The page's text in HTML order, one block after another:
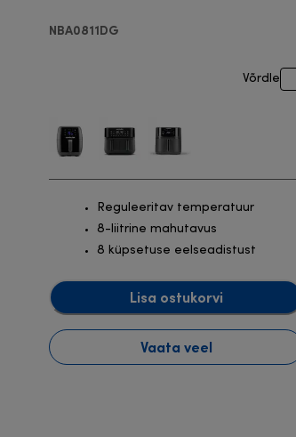
NBA0811DG
Võrdle
Reguleeritav temperatuur
8-liitrine mahutavus
8 küpsetuse eelseadistust
Lisa ostukorvi
Vaata veel